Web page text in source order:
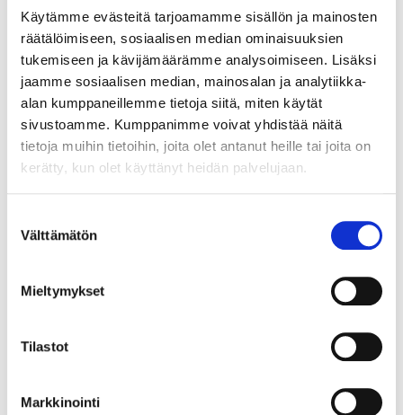
Käytämme evästeitä tarjoamamme sisällön ja mainosten
räätälöimiseen, sosiaalisen median ominaisuuksien
tukemiseen ja kävijämäärämme analysoimiseen. Lisäksi
jaamme sosiaalisen median, mainosalan ja analytiikka-
alan kumppaneillemme tietoja siitä, miten käytät
sivustoamme. Kumppanimme voivat yhdistää näitä
tietoja muihin tietoihin, joita olet antanut heille tai joita on
kerätty, kun olet käyttänyt heidän palvelujaan.
valinta
Välttämätön
Mieltymykset
Tilastot
Markkinointi
naarmuja, 750br, Paino: 71,2 g
Lähtöhinta:5 500 €
Johtava huuto: -
Vuosaaren Pantti
17.8.2026 19:14:30